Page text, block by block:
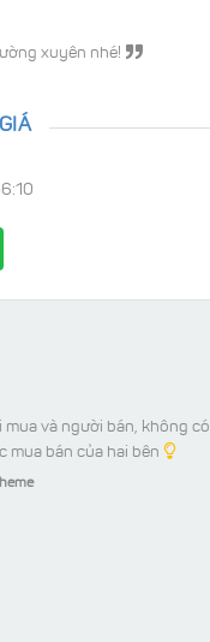
xuyên nhé!
và người bán, không có
mua bán của hai bên